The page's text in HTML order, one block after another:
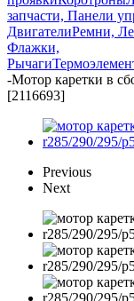
запчасти, Панели
ДвигателиРемни,
Флажки,
Рычаги
-Мотор каретки в
[2116693]
Previous
Next